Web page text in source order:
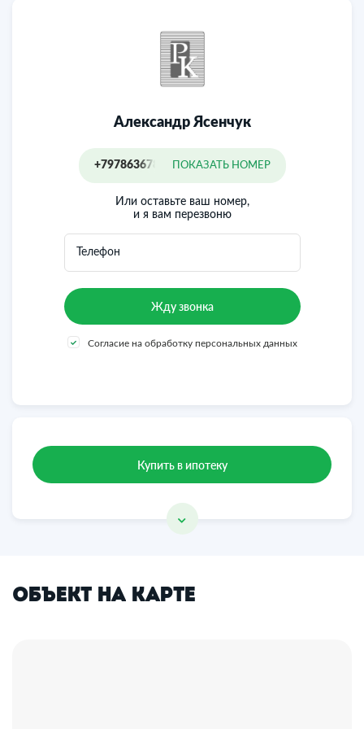
Александр Ясенчук
+79786367863 ПОКАЗАТЬ НОМЕР
Или оставьте ваш номер,
и я вам перезвоню
Телефон
Согласие на обработку персональных данных
Купить в ипотеку
Объект на карте